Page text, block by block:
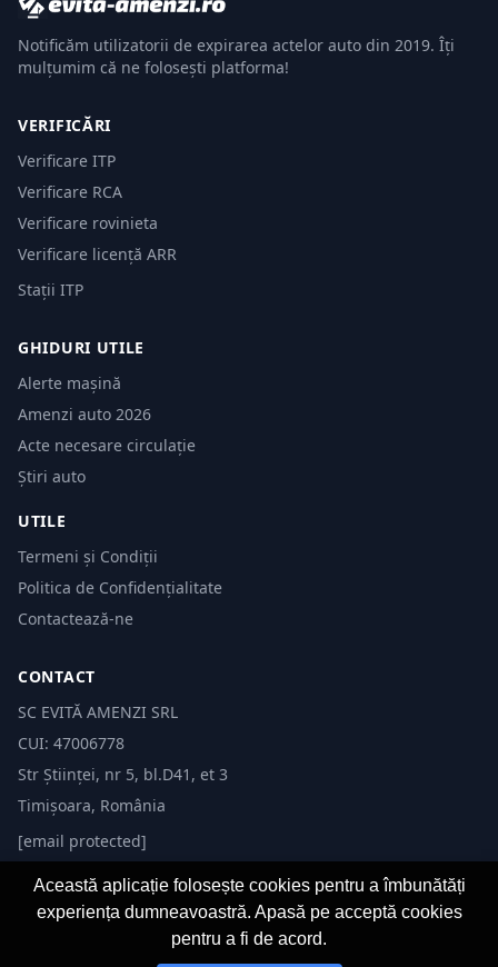
Notificăm utilizatorii de expirarea actelor auto din 2019. Îți
mulțumim că ne folosești platforma!
VERIFICĂRI
Verificare ITP
Verificare RCA
Verificare rovinieta
Verificare licență ARR
Stații ITP
GHIDURI UTILE
Alerte mașină
Amenzi auto 2026
Acte necesare circulație
Știri auto
UTILE
Termeni și Condiții
Politica de Confidențialitate
Contactează-ne
CONTACT
SC EVITĂ AMENZI SRL
CUI: 47006778
Str Științei, nr 5, bl.D41, et 3
Timișoara, România
[email protected]
Această aplicație folosește cookies pentru a îmbunătăți
experiența dumneavoastră. Apasă pe acceptă cookies
pentru a fi de acord.